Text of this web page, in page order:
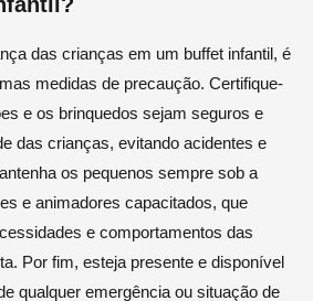
das crianças em um buffet infantil, é
medidas de precaução. Certifique-
e os brinquedos sejam seguros e
das crianças, evitando acidentes e
os pequenos sempre sob a
e animadores capacitados, que
e comportamentos das
Por fim, esteja presente e disponível
qualquer emergência ou situação de